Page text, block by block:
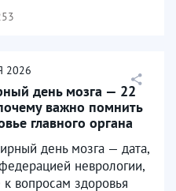
2026
день мозга — 22
важно помнить
главного органа
день мозга — дата,
неврологии,
вопросам здоровья